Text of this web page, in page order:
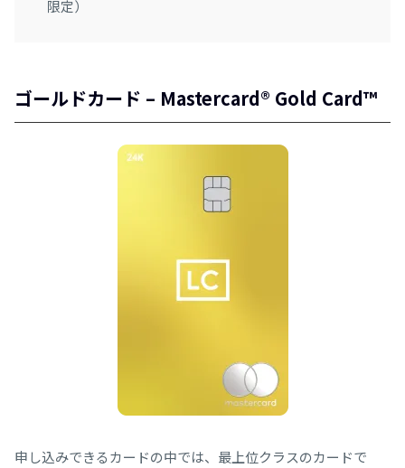
限定）
ゴールドカード – Mastercard® Gold Card™
申し込みできるカードの中では、最上位クラスのカードで